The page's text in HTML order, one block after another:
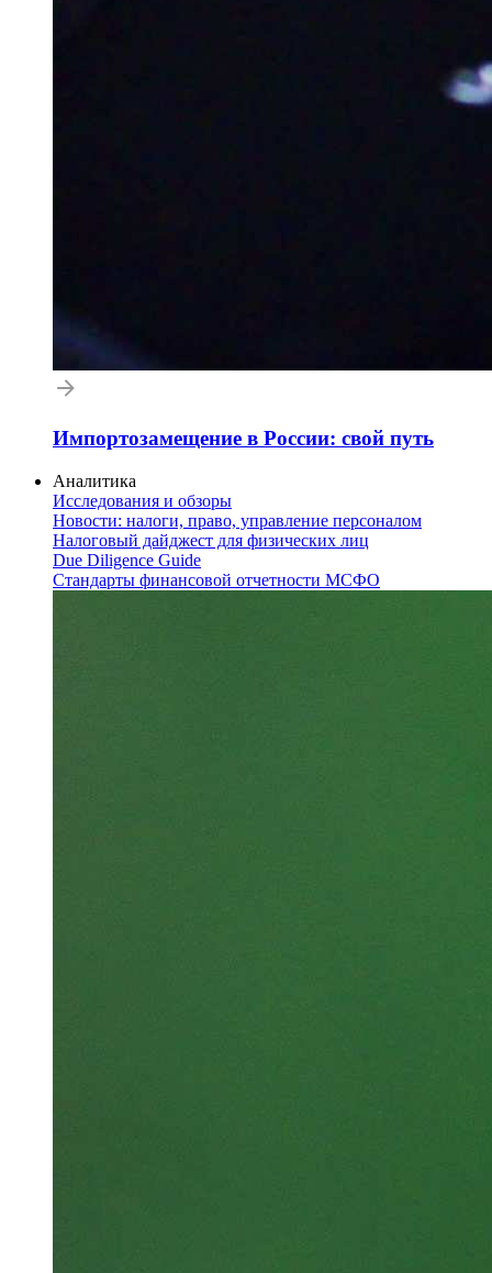
Импортозамещение в России: свой путь
Аналитика
Исследования и обзоры
Новости: налоги, право, управление персоналом
Налоговый дайджест для физических лиц
Due Diligence Guide
Стандарты финансовой отчетности МСФО